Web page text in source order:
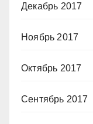
Декабрь 2017
Ноябрь 2017
Октябрь 2017
Сентябрь 2017